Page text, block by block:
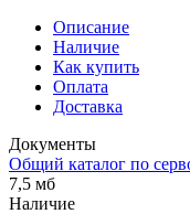
Описание
Наличие
Как купить
Оплата
Доставка
Документы
Общий каталог по
7,5 мб
Наличие